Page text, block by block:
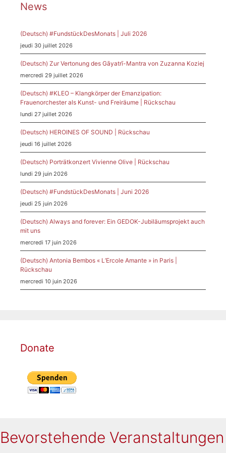
News
(Deutsch) #FundstückDesMonats | Juli 2026
jeudi 30 juillet 2026
(Deutsch) Zur Vertonung des Gāyatrī-Mantra von Zuzanna Koziej
mercredi 29 juillet 2026
(Deutsch) #KLEO – Klangkörper der Emanzipation:
Frauenorchester als Kunst- und Freiräume | Rückschau
lundi 27 juillet 2026
(Deutsch) HEROINES OF SOUND | Rückschau
jeudi 16 juillet 2026
(Deutsch) Porträtkonzert Vivienne Olive | Rückschau
lundi 29 juin 2026
(Deutsch) #FundstückDesMonats | Juni 2026
jeudi 25 juin 2026
(Deutsch) Always and forever: Ein GEDOK-Jubiläumsprojekt auch
mit uns
mercredi 17 juin 2026
(Deutsch) Antonia Bembos « L’Ercole Amante » in Paris |
Rückschau
mercredi 10 juin 2026
Donate
Bevorstehende Veranstaltungen